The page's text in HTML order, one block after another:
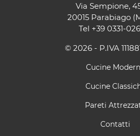
Via Sempione,
20015 Parabiago
Tel +39 0331-
© 2026 - P.IVA
Cucine
Cucine
Pareti
Contatti